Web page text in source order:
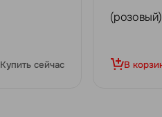
Купить сейчас
(розовый)
В